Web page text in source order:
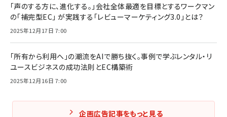
「声のする方に、進化する。」会社全体最適を目標とするワークマン
の「補完型EC」 が実践する「レビューマーケティング3.0」とは？
2025年12月17日 7:00
「所有から利用へ」の潮流をAIで勝ち抜く。事例で学ぶレンタル・リ
ユースビジネスの成功法則とEC構築術
2025年12月16日 7:00
企画広告記事をもっと見る